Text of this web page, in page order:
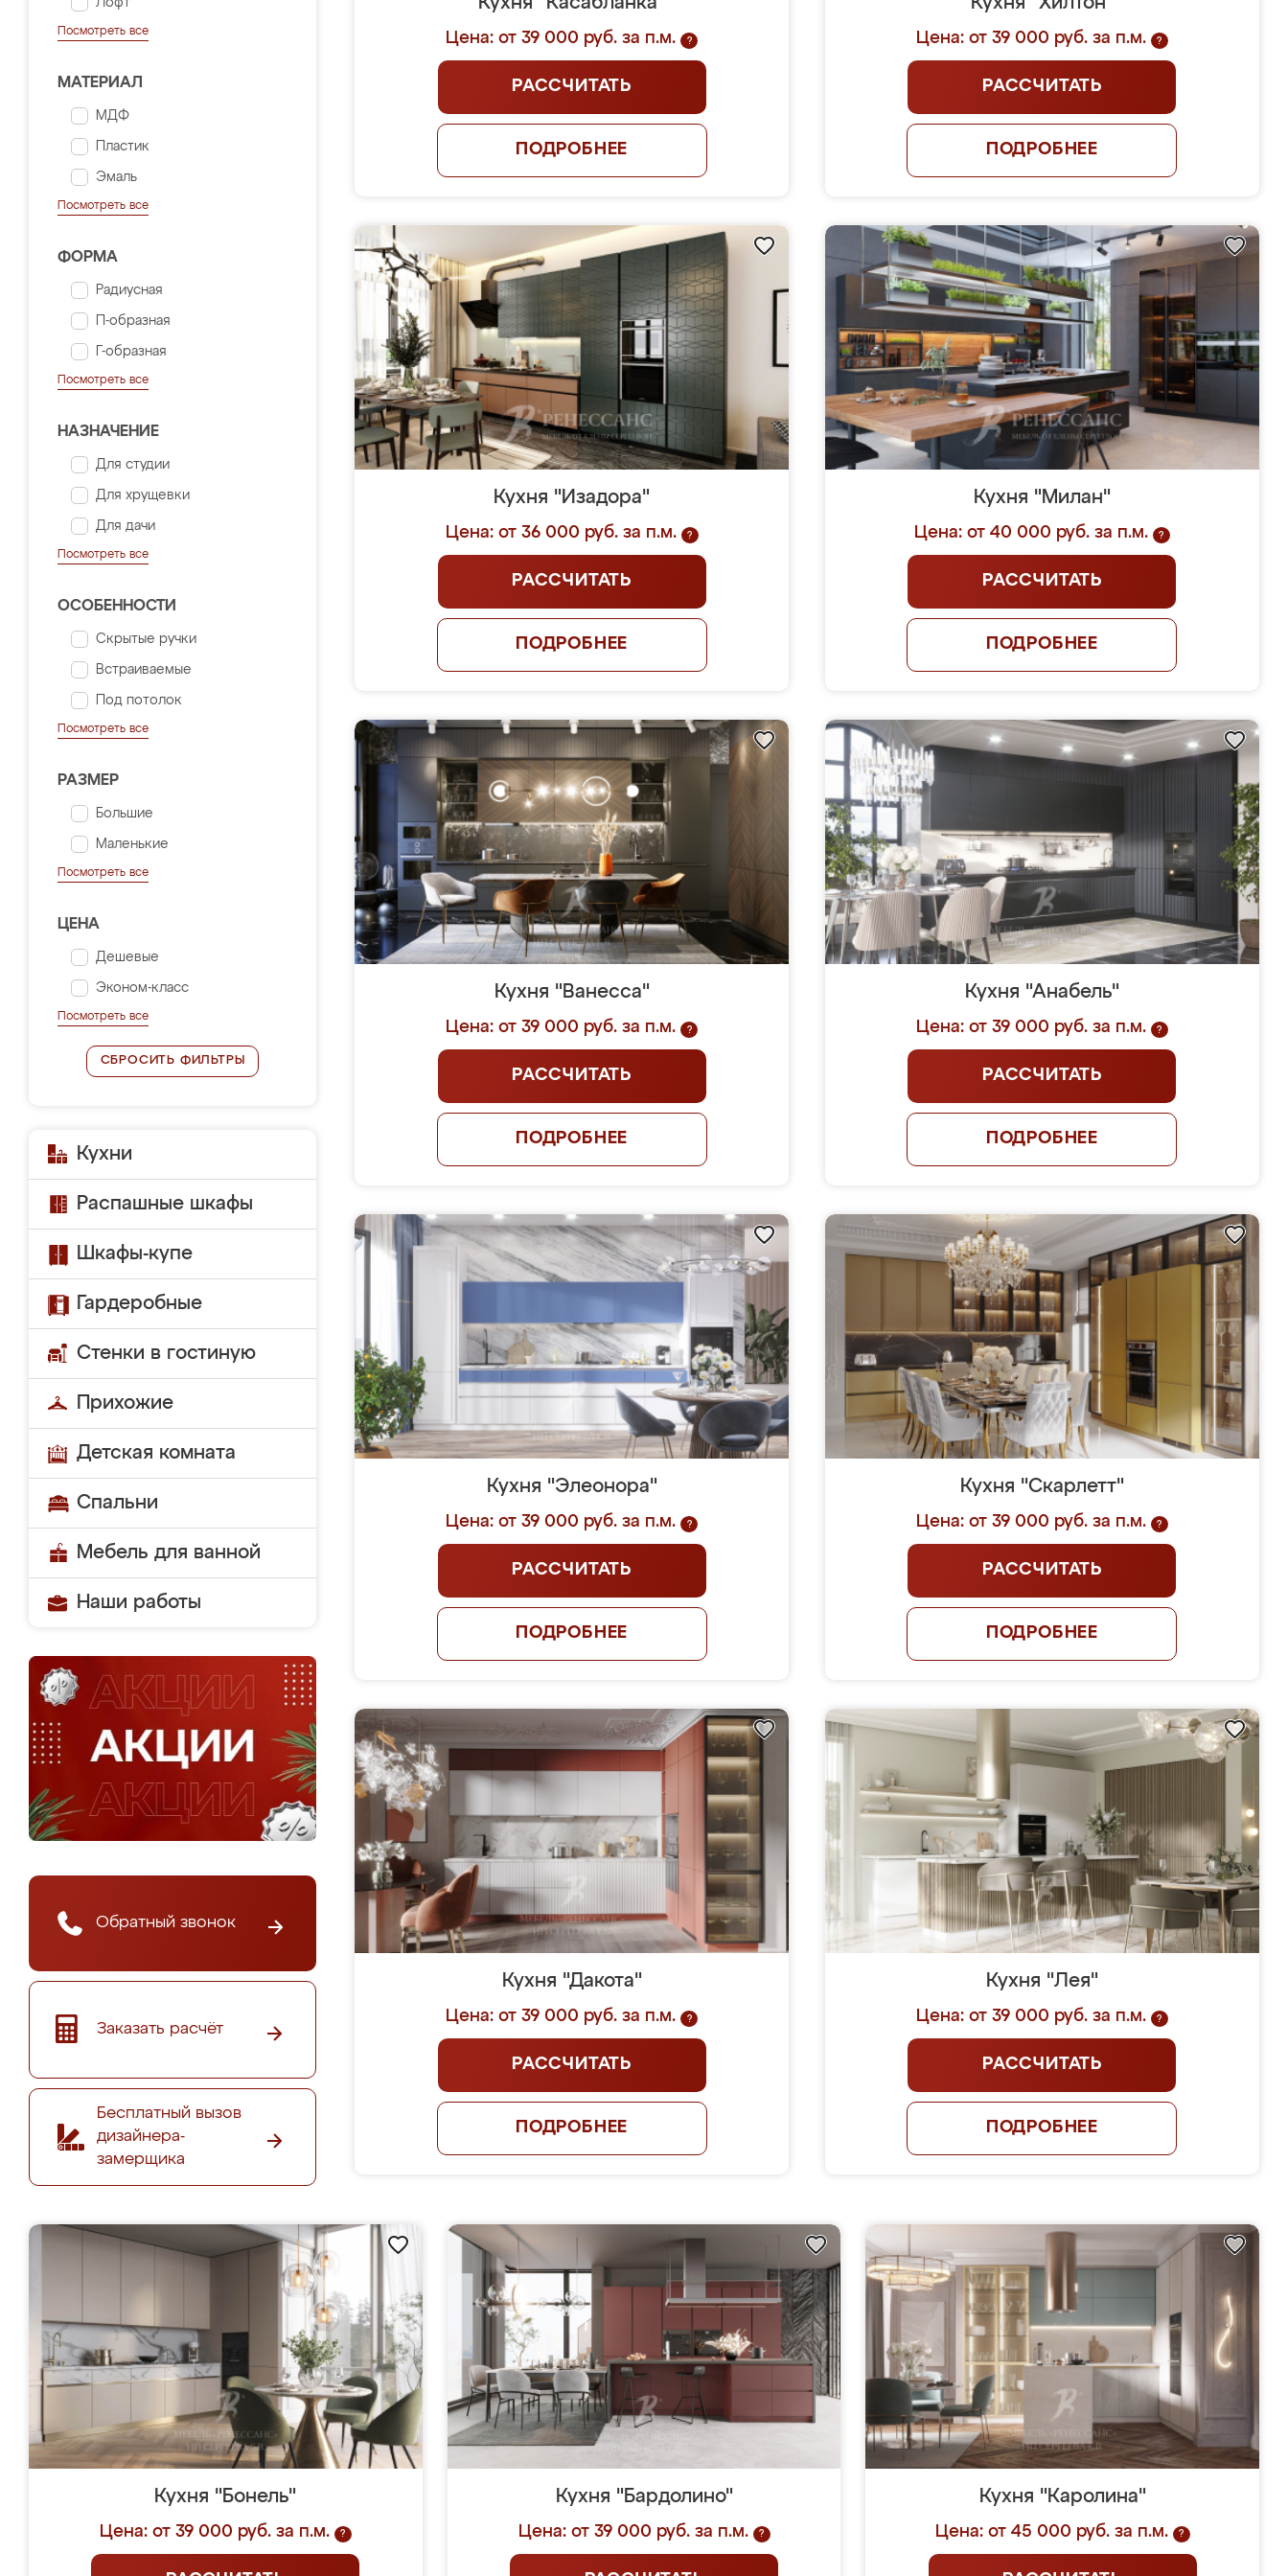
Лофт
Посмотреть все
МАТЕРИАЛ
МДФ
Пластик
Эмаль
Посмотреть все
ФОРМА
Радиусная
П-образная
Г-образная
Посмотреть все
НАЗНАЧЕНИЕ
Для студии
Для хрущевки
Для дачи
Посмотреть все
ОСОБЕННОСТИ
Скрытые ручки
Встраиваемые
Под потолок
Посмотреть все
РАЗМЕР
Большие
Маленькие
Посмотреть все
ЦЕНА
Дешевые
Эконом-класс
Посмотреть все
СБРОСИТЬ ФИЛЬТРЫ
Кухни
Распашные шкафы
Шкафы-купе
Гардеробные
Стенки в гостиную
Прихожие
Детская комната
Спальни
Мебель для ванной
Наши работы
Обратный звонок
Заказать расчёт
Бесплатный вызов
дизайнера-
замерщика
Цена: от 39 000 руб. за п.м. ?
РАССЧИТАТЬ
ПОДРОБНЕЕ
Цена: от 39 000 руб. за п.м. ?
РАССЧИТАТЬ
ПОДРОБНЕЕ
Кухня "Изадора"
Цена: от 36 000 руб. за п.м. ?
РАССЧИТАТЬ
ПОДРОБНЕЕ
Кухня "Милан"
Цена: от 40 000 руб. за п.м. ?
РАССЧИТАТЬ
ПОДРОБНЕЕ
Кухня "Ванесса"
Цена: от 39 000 руб. за п.м. ?
РАССЧИТАТЬ
ПОДРОБНЕЕ
Кухня "Анабель"
Цена: от 39 000 руб. за п.м. ?
РАССЧИТАТЬ
ПОДРОБНЕЕ
Кухня "Элеонора"
Цена: от 39 000 руб. за п.м. ?
РАССЧИТАТЬ
ПОДРОБНЕЕ
Кухня "Скарлетт"
Цена: от 39 000 руб. за п.м. ?
РАССЧИТАТЬ
ПОДРОБНЕЕ
Кухня "Дакота"
Цена: от 39 000 руб. за п.м. ?
РАССЧИТАТЬ
ПОДРОБНЕЕ
Кухня "Лея"
Цена: от 39 000 руб. за п.м. ?
РАССЧИТАТЬ
ПОДРОБНЕЕ
Кухня "Бонель"
Цена: от 39 000 руб. за п.м. ?
Кухня "Бардолино"
Цена: от 39 000 руб. за п.м. ?
Кухня "Каролина"
Цена: от 45 000 руб. за п.м. ?